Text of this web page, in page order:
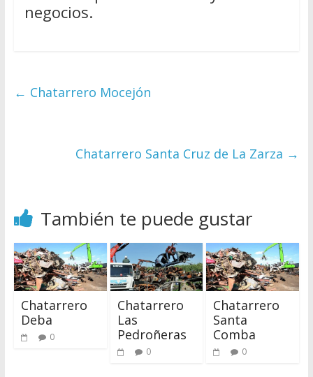
negocios.
← Chatarrero Mocejón
Chatarrero Santa Cruz de La Zarza →
También te puede gustar
Chatarrero
Deba
0
Chatarrero
Las
Pedroñeras
0
Chatarrero
Santa
Comba
0